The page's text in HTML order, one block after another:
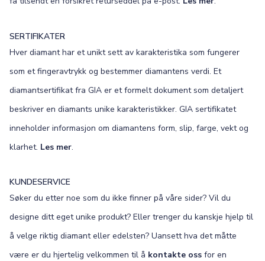
SERTIFIKATER
Hver diamant har et unikt sett av karakteristika som fungerer
som et fingeravtrykk og bestemmer diamantens verdi. Et
diamantsertifikat fra GIA er et formelt dokument som detaljert
beskriver en diamants unike karakteristikker. GIA sertifikatet
inneholder informasjon om diamantens form, slip, farge, vekt og
klarhet. Les mer.
KUNDESERVICE
Søker du etter noe som du ikke finner på våre sider? Vil du
designe ditt eget unike produkt? Eller trenger du kanskje hjelp til
å velge riktig diamant eller edelsten? Uansett hva det måtte
være er du hjertelig velkommen til å kontakte oss for en